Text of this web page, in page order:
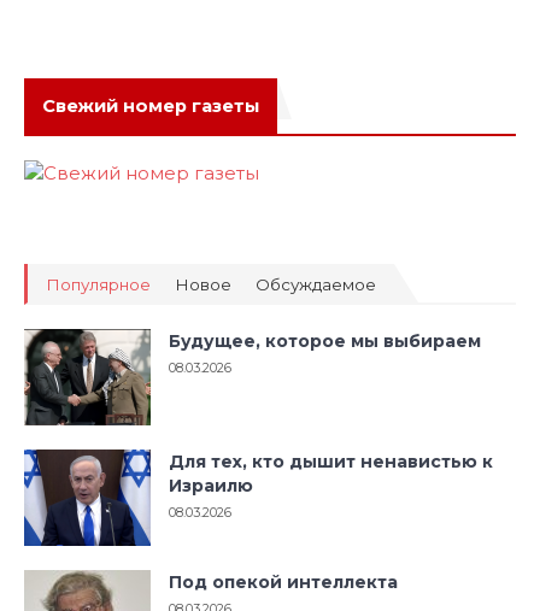
Свежий номер газеты
Популярное Новое Обсуждаемое
Будущее, которое мы выбираем
08.03.2026
Для тех, кто дышит ненавистью к
Израилю
08.03.2026
Под опекой интеллекта